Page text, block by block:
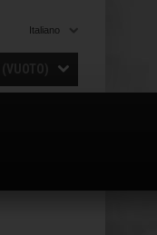
Italiano